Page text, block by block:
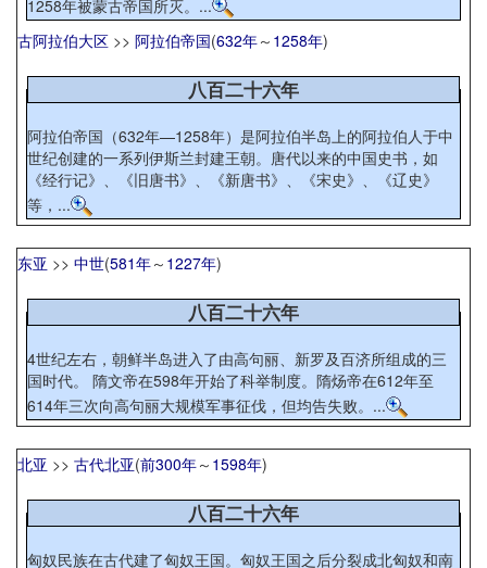
1258年被蒙古帝国所灭。...
古阿拉伯大区 >> 阿拉伯帝国(632年～ 1258年)
八百二十六年
阿拉伯帝国（632年—1258年）是阿拉伯半岛上的阿拉伯人于中
世纪创建的一系列伊斯兰封建王朝。唐代以来的中国史书，如
《经行记》、《旧唐书》、《新唐书》、《宋史》、《辽史》
等，...
东亚 >> 中世(581年～ 1227年)
八百二十六年
4世纪左右，朝鲜半岛进入了由高句丽、新罗及百济所组成的三
国时代。 隋文帝在598年开始了科举制度。隋炀帝在612年至
614年三次向高句丽大规模军事征伐，但均告失败。...
北亚 >> 古代北亚(前300年～ 1598年)
八百二十六年
匈奴民族在古代建了匈奴王国。匈奴王国之后分裂成北匈奴和南